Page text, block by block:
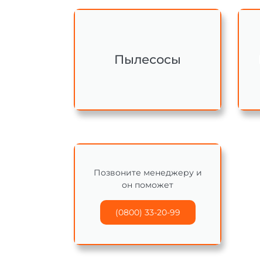
Пылесосы
Позвоните менеджеру и
он поможет
(0800) 33-20-99